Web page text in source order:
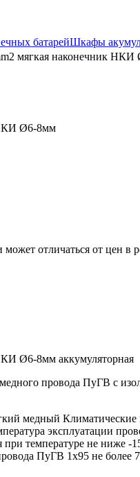
батарейШкафы
мягкая наконечник НКИ
Ø6-8мм
может отличаться от цен в
Ø6-8мм аккумуляторная
провода ПуГВ с
медный Климатические
эксплуатации
температуре не ниже
ПуГВ 1х95 не